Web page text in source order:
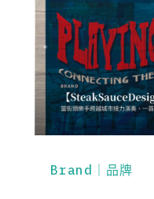
Brand｜品牌